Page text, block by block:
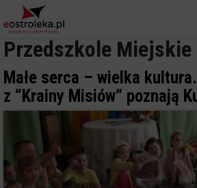
Przedszkole Miejskie
Małe serca – wielka
z “Krainy Misiów” poznają